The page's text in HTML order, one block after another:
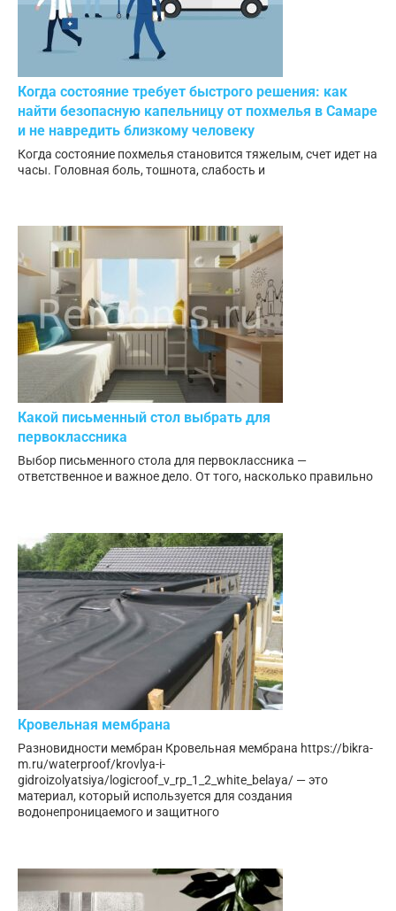
Когда состояние требует быстрого решения: как
найти безопасную капельницу от похмелья в Самаре
и не навредить близкому человеку
Когда состояние похмелья становится тяжелым, счет идет на
часы. Головная боль, тошнота, слабость и
Какой письменный стол выбрать для
первоклассника
Выбор письменного стола для первоклассника —
ответственное и важное дело. От того, насколько правильно
Кровельная мембрана
Разновидности мембран Кровельная мембрана https://bikra-
m.ru/waterproof/krovlya-i-
gidroizolyatsiya/logicroof_v_rp_1_2_white_belaya/ — это
материал, который используется для создания
водонепроницаемого и защитного